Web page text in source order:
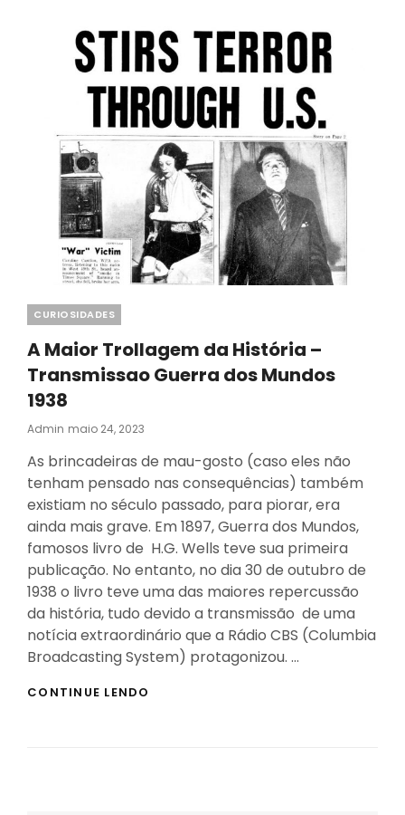
SUCESSOS
DE
2023
Categories
CURIOSIDADES
A Maior Trollagem da História –
Transmissao Guerra dos Mundos
1938
Admin Posted
Maio 24, 2023
As brincadeiras de mau-gosto (caso eles não
tenham pensado nas consequências) também
existiam no século passado, para piorar, era
ainda mais grave. Em 1897, Guerra dos Mundos,
famosos livro de H.G. Wells teve sua primeira
publicação. No entanto, no dia 30 de outubro de
1938 o livro teve uma das maiores repercussão
da história, tudo devido a transmissão de uma
notícia extraordinário que a Rádio CBS (Columbia
Broadcasting System) protagonizou. …
CONTINUE LENDO